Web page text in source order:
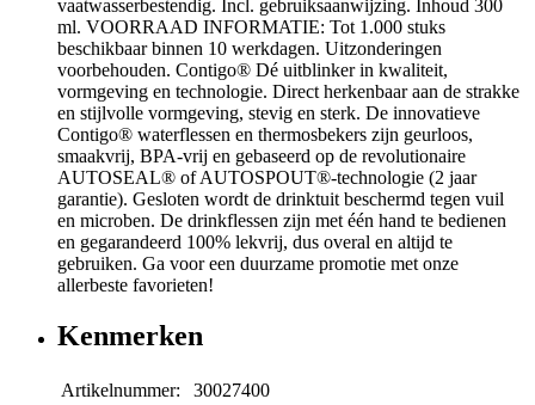
vaatwasserbestendig. Incl. gebruiksaanwijzing. Inhoud 300
ml. VOORRAAD INFORMATIE: Tot 1.000 stuks
beschikbaar binnen 10 werkdagen. Uitzonderingen
voorbehouden. Contigo® Dé uitblinker in kwaliteit,
vormgeving en technologie. Direct herkenbaar aan de strakke
en stijlvolle vormgeving, stevig en sterk. De innovatieve
Contigo® waterflessen en thermosbekers zijn geurloos,
smaakvrij, BPA-vrij en gebaseerd op de revolutionaire
AUTOSEAL® of AUTOSPOUT®-technologie (2 jaar
garantie). Gesloten wordt de drinktuit beschermd tegen vuil
en microben. De drinkflessen zijn met één hand te bedienen
en gegarandeerd 100% lekvrij, dus overal en altijd te
gebruiken. Ga voor een duurzame promotie met onze
allerbeste favorieten!
Kenmerken
Artikelnummer:
30027400